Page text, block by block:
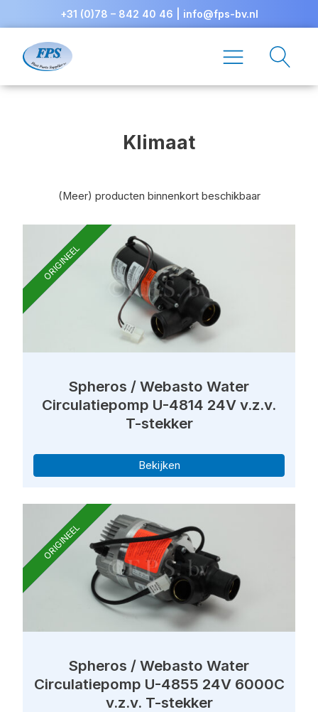
+31 (0)78 – 842 40 46 info@fps-bv.nl
Klimaat
(Meer) producten binnenkort beschikbaar
ORIGINEEL
Spheros / Webasto Water
Circulatiepomp U-4814 24V v.z.v.
T-stekker
Bekijken
ORIGINEEL
Spheros / Webasto Water
Circulatiepomp U-4855 24V 6000C
v.z.v. T-stekker